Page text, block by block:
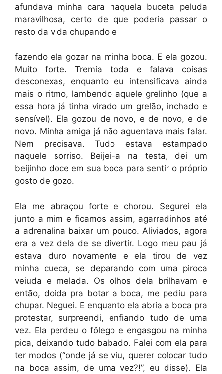
afundava minha cara naquela buceta peluda
maravilhosa, certo de que poderia passar o
resto da vida chupando e
fazendo ela gozar na minha boca. E ela gozou.
Muito forte. Tremia toda e falava coisas
desconexas, enquanto eu intensificava ainda
mais o ritmo, lambendo aquele grelinho (que a
essa hora já tinha virado um grelão, inchado e
sensível). Ela gozou de novo, e de novo, e de
novo. Minha amiga já não aguentava mais falar.
Nem precisava. Tudo estava estampado
naquele sorriso. Beijei-a na testa, dei um
beijinho doce em sua boca para sentir o próprio
gosto de gozo.
Ela me abraçou forte e chorou. Segurei ela
junto a mim e ficamos assim, agarradinhos até
a adrenalina baixar um pouco. Aliviados, agora
era a vez dela de se divertir. Logo meu pau já
estava duro novamente e ela tirou de vez
minha cueca, se deparando com uma piroca
veiuda e melada. Os olhos dela brilhavam e
então, doida pra botar a boca, me pediu para
chupar. Neguei. E enquanto ela abria a boca pra
protestar, surpreendi, enfiando tudo de uma
vez. Ela perdeu o fôlego e engasgou na minha
pica, deixando tudo babado. Falei com ela para
ter modos (“onde já se viu, querer colocar tudo
na boca assim, de uma vez?!”, eu disse). Ela